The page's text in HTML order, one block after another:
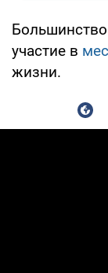
участие в
жизни.